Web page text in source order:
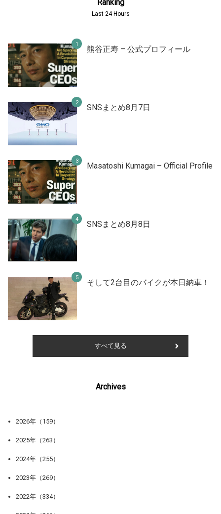
Ranking
Last 24 Hours
熊谷正寿 – 公式プロフィール
SNSまとめ8月7日
Masatoshi Kumagai – Official Profile
SNSまとめ8月8日
そして2台目のバイクが本日納車！
すべて見る
Archives
2026年（159）
2025年（263）
2024年（255）
2023年（269）
2022年（334）